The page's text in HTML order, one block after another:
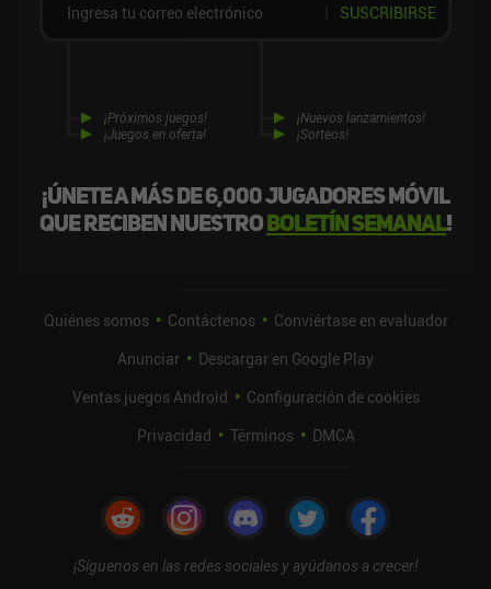
¡Únete a más de 6,000 jugadores móvil
que reciben nuestroboletín semanal!
¡Próximos juegos!
¡Juegos en oferta!
¡Nuevos lanzamientos!
¡Sorteos!
SUSCRIBIRSE
Quiénes somos Contáctenos
Conviértase en evaluador
Anunciar
Descargar en Google Play
Ventas juegos Android
Configuración de cookies
Privacidad
Términos DMCA
¡Síguenos en las redes sociales y ayúdanos a crecer!